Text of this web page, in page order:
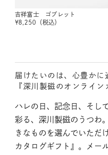
吉祥富士 ゴブレット
¥8,250 （税込）
届けたいのは、心豊かに
『深川製磁のオンライン
ハレの日、記念日、そし
彩る、深川製磁のうつわ
きなものを選んでいただ
カタログギフト』。メー